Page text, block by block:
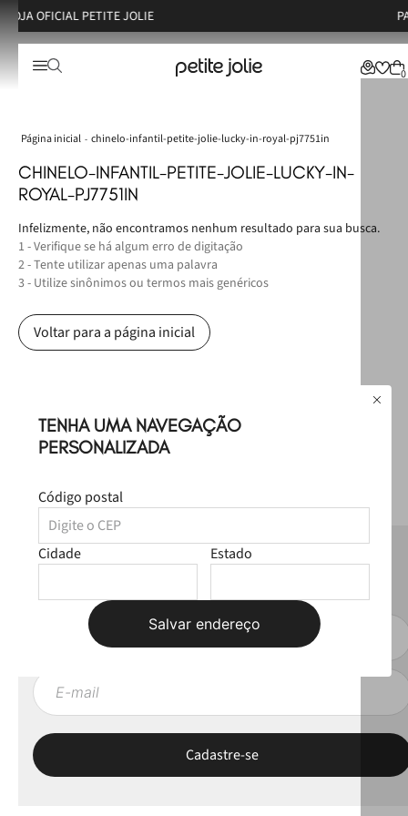
JOLIE PARCELE EM ATÉ 6X
TENHA UMA NAVEGAÇÃO
PERSONALIZADA
Código postal
Cidade Estado
Salvar endereço
0
chinelo-infantil-petite-jolie-lucky-in-royal-pj7751in
CHINELO-INFANTIL-PETITE-JOLIE-LUCKY-IN-
ROYAL-PJ7751IN
Infelizmente, não encontramos nenhum resultado para sua busca.
1 - Verifique se há algum erro de digitação
2 - Tente utilizar apenas uma palavra
3 - Utilize sinônimos ou termos mais genéricos
Voltar para a página inicial
NEWSLETTER